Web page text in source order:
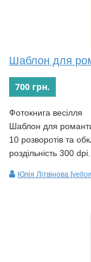
Шаблон для
700 грн.
Фотокнига весілля
Шаблон для
10 розворотів та
роздільність 300 dpi.
Юлія Літвінова